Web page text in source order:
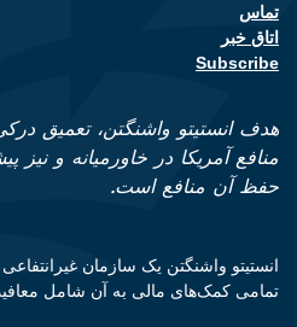
Footer contact links
تماس
اتاق خبر
Subscribe
هدف انستیتو واشنگتن، تعمیق
منافع آمریکا در خاورمیانه و
حفظ آن منافع است.
تمامی کمک‌های مالی به آن شامل